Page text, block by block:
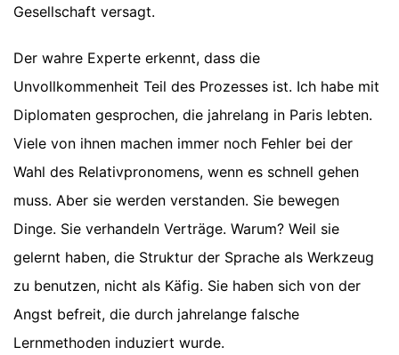
Gesellschaft versagt.
Der wahre Experte erkennt, dass die
Unvollkommenheit Teil des Prozesses ist. Ich habe mit
Diplomaten gesprochen, die jahrelang in Paris lebten.
Viele von ihnen machen immer noch Fehler bei der
Wahl des Relativpronomens, wenn es schnell gehen
muss. Aber sie werden verstanden. Sie bewegen
Dinge. Sie verhandeln Verträge. Warum? Weil sie
gelernt haben, die Struktur der Sprache als Werkzeug
zu benutzen, nicht als Käfig. Sie haben sich von der
Angst befreit, die durch jahrelange falsche
Lernmethoden induziert wurde.